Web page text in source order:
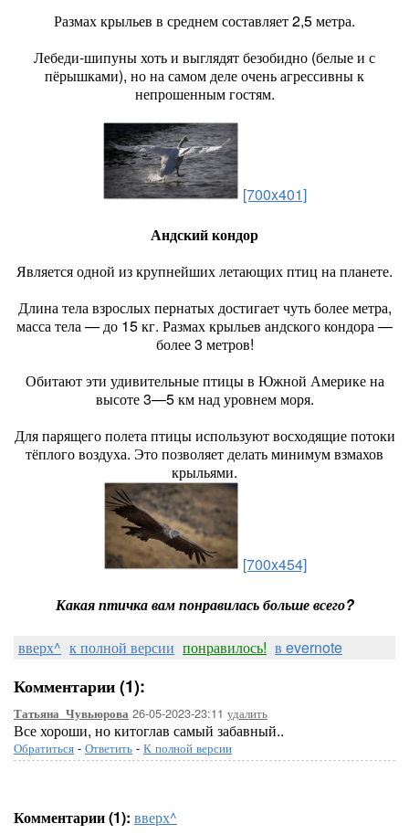
Размах крыльев в среднем составляет 2,5 метра.
Лебеди-шипуны хоть и выглядят безобидно (белые и с
пёрышками), но на самом деле очень агрессивны к
непрошенным гостям.
[700x401]
Андский кондор
Является одной из крупнейших летающих птиц на планете.
Длина тела взрослых пернатых достигает чуть более метра,
масса тела — до 15 кг. Размах крыльев андского кондора —
более 3 метров!
Обитают эти удивительные птицы в Южной Америке на
высоте 3—5 км над уровнем моря.
Для парящего полета птицы используют восходящие потоки
тёплого воздуха. Это позволяет делать минимум взмахов
крыльями.
[700x454]
Какая птичка вам понравилась больше всего?
вверх^ к полной версии понравилось! в evernote
Комментарии (1):
Татьяна_Чувьюрова 26-05-2023-23:11 удалить
Все хороши, но китоглав самый забавный..
Обратиться - Ответить - К полной версии
Комментарии (1): вверх^